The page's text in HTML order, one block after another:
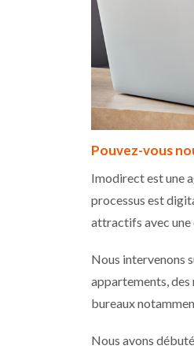
Pouvez-vous
Imodirect est une
processus est
attractifs avec une
Nous intervenons
appartements, des
bureaux
Nous avons